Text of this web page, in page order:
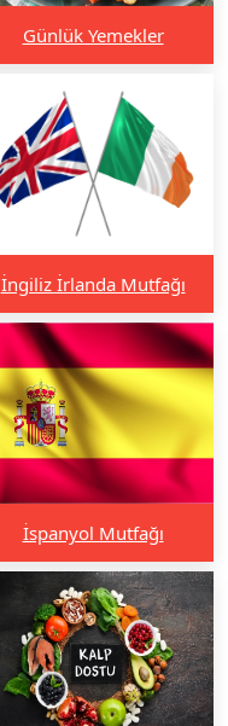
Günlük Yemekler
İngiliz İrlanda Mutfağı
İspanyol Mutfağı